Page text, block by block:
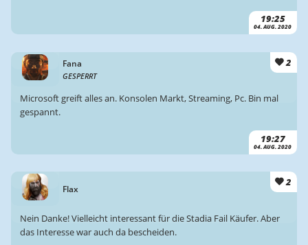
19:25
04. AUG. 2020
Fana
GESPERRT
2
19:27
04. AUG. 2020
Microsoft greift alles an. Konsolen Markt, Streaming, Pc. Bin mal
gespannt.
Flax
2
Nein Danke! Vielleicht interessant für die Stadia Fail Käufer. Aber
das Interesse war auch da bescheiden.